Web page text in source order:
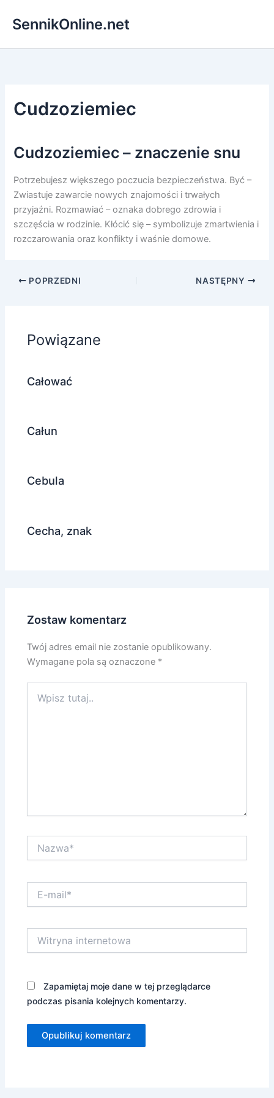
SennikOnline.net
Cudzoziemiec
Cudzoziemiec – znaczenie snu
Potrzebujesz większego poczucia bezpieczeństwa. Być –
Zwiastuje zawarcie nowych znajomości i trwałych
przyjaźni. Rozmawiać – oznaka dobrego zdrowia i
szczęścia w rodzinie. Kłócić się – symbolizuje zmartwienia i
rozczarowania oraz konflikty i waśnie domowe.
POPRZEDNI NASTĘPNY
Powiązane
Całować
Całun
Cebula
Cecha, znak
Zostaw komentarz
Twój adres email nie zostanie opublikowany.
Wymagane pola są oznaczone *
tutaj..
mail*
internetowa
Zapamiętaj moje dane w tej przeglądarce
podczas pisania kolejnych komentarzy.